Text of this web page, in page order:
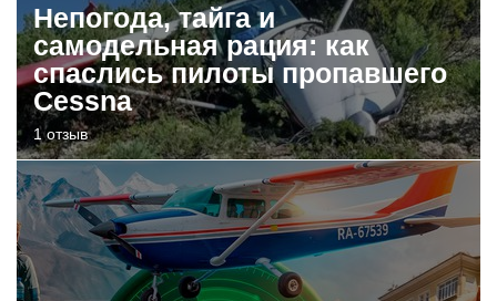
Непогода, тайга и
самодельная рация: как
спаслись пилоты пропавшего
Cessna
1 отзыв